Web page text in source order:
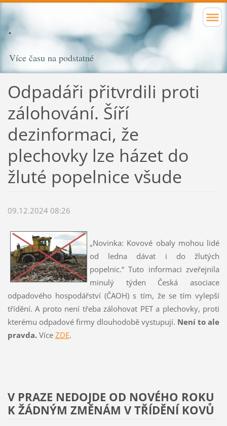
Více času na podstatné
Odpadáři přitvrdili proti
zálohování. Šíří
dezinformaci, že
plechovky lze házet do
žluté popelnice všude
09.12.2024 08:26
„Novinka: Kovové obaly mohou lidé
od ledna dávat i do žlutých
popelnic.“ Tuto informaci zveřejnila
minulý týden Česká asociace
odpadového hospodářství (ČAOH) s tím, že se tím vylepší
třídění. A proto není třeba zálohovat PET a plechovky, proti
kterému odpadové firmy dlouhodobě vystupují. Není to ale
pravda.Více ZDE.
V PRAZE NEDOJDE OD NOVÉHO ROKU
K ŽÁDNÝM ZMĚNÁM V TŘÍDĚNÍ KOVŮ